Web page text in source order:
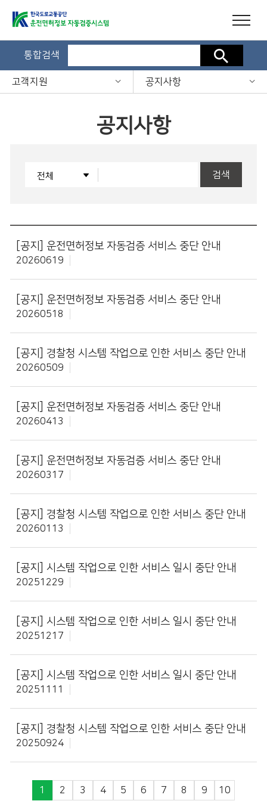
통합검색 검색
고객지원 공지사항
공지사항
검색
[공지] 운전면허정보 자동검증 서비스 중단 안내
20260619
[공지] 운전면허정보 자동검증 서비스 중단 안내
20260518
[공지] 경찰청 시스템 작업으로 인한 서비스 중단 안내
20260509
[공지] 운전면허정보 자동검증 서비스 중단 안내
20260413
[공지] 운전면허정보 자동검증 서비스 중단 안내
20260317
[공지] 경찰청 시스템 작업으로 인한 서비스 중단 안내
20260113
[공지] 시스템 작업으로 인한 서비스 일시 중단 안내
20251229
[공지] 시스템 작업으로 인한 서비스 일시 중단 안내
20251217
[공지] 시스템 작업으로 인한 서비스 일시 중단 안내
20251111
[공지] 경찰청 시스템 작업으로 인한 서비스 중단 안내
20250924
1 2 3 4 5 6 7 8 9 10